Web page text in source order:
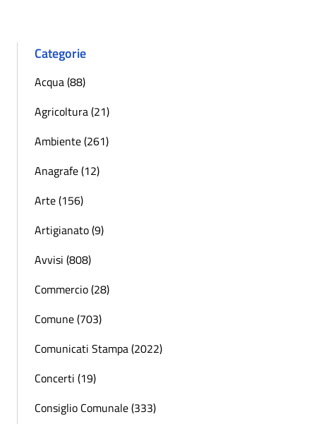
Categorie
Acqua (88)
Agricoltura (21)
Ambiente (261)
Anagrafe (12)
Arte (156)
Artigianato (9)
Avvisi (808)
Commercio (28)
Comune (703)
Comunicati Stampa (2022)
Concerti (19)
Consiglio Comunale (333)